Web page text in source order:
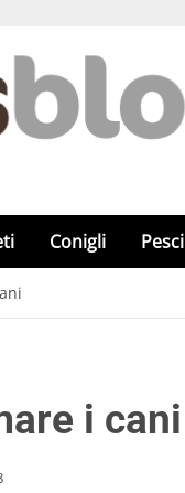
Conigli Pesci
i cani